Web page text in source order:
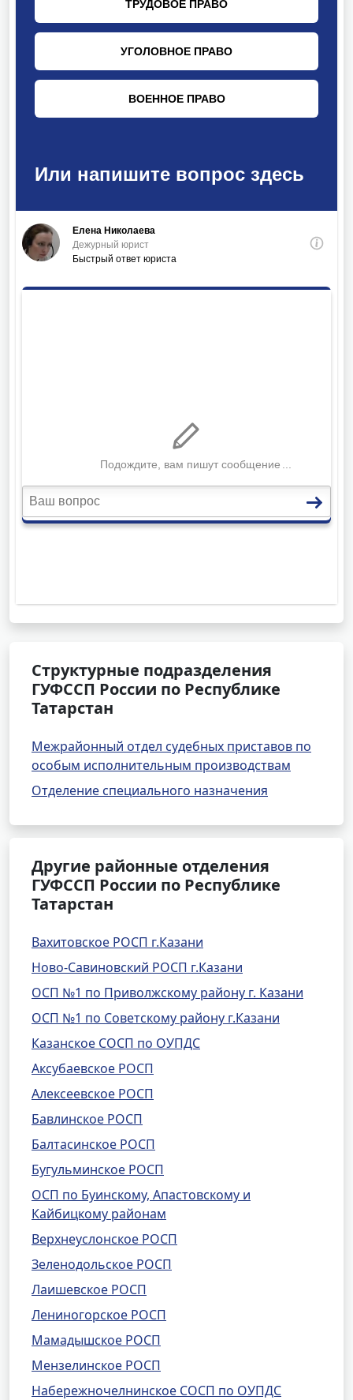
Структурные подразделения
ГУФССП России по Республике
Татарстан
Межрайонный отдел судебных приставов по
особым исполнительным производствам
Отделение специального назначения
Другие районные отделения
ГУФССП России по Республике
Татарстан
Вахитовское РОСП г.Казани
Ново-Савиновский РОСП г.Казани
ОСП №1 по Приволжскому району г. Казани
ОСП №1 по Советскому району г.Казани
Казанское СОСП по ОУПДС
Аксубаевское РОСП
Алексеевское РОСП
Бавлинское РОСП
Балтасинское РОСП
Бугульминское РОСП
ОСП по Буинскому, Апастовскому и
Кайбицкому районам
Верхнеуслонское РОСП
Зеленодольское РОСП
Лаишевское РОСП
Лениногорское РОСП
Мамадышское РОСП
Мензелинское РОСП
Набережночелнинское СОСП по ОУПДС